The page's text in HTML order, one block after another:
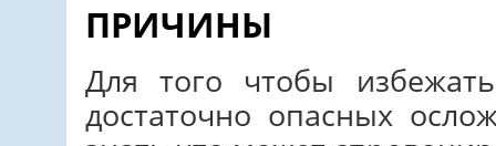
ПРИЧИНЫ
Для того чтобы
достаточно опасных